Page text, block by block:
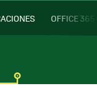
OFFICE 365